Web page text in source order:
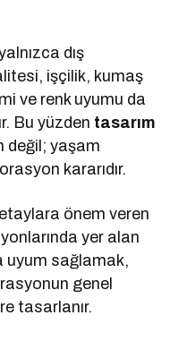
dış
işçilik, kumaş
ve renk uyumu da
Bu yüzden tasarım
değil; yaşam
kararıdır.
önem veren
yer alan
uyum sağlamak,
genel
tasarlanır.